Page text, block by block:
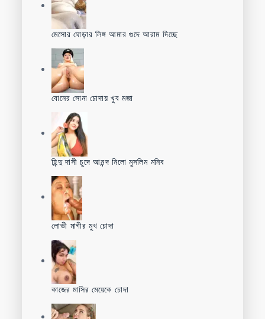
মেসোর ঘোড়ার লিঙ্গ আমার গুদে আরাম দিচ্ছে
বোনের সোনা চোদায় খুব মজা
হিন্দু দাসী চুদে আনন্দ নিলো মুসলিম মনিব
লোভী মাগীর মুখ চোদা
কাজের মাসির মেয়েকে চোদা